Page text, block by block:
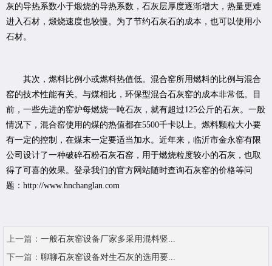
灰的导热系数小于煅烧的导热系数，石灰层厚度逐渐增大，热量更难
进入石材，煅烧速度也较慢。为了节约石灰石的成本，也可以使用小
石材。
其次，燃料比例小或燃料热值低。混合窑所用燃料的比例与混合
窑的技术性能有关。与煤相比，环保型混合石灰窑的成本非常低。目
前，一些先进的窑炉每燃烧一吨石灰，就有超过125公斤的石灰。一般
情况下，混合窑使用的煤的热值都在5500千卡以上。燃料颗粒大小要
有一定的控制，在煤末一定要适当加水。近年来，临沂市金永窑有限
公司设计了一种破碎石粉石灰石窑，用于燃烧粒度较小的石灰，也取
得了可喜的效果。登录我们的官方网站随时查询石灰窑的价格等问
题：http://www.hnchanglan.com
上一篇： 一般石灰窑设备厂家多采用混料竖...
下一篇： 聊聊石灰窑设备对生石灰的选用要...